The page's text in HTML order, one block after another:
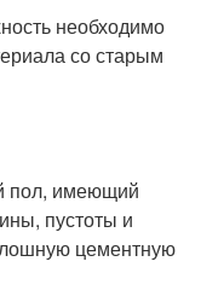
необходимо
со старым
пол, имеющий
пустоты и
цементную